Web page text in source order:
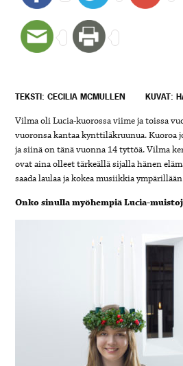
TEKSTI: CECILIA MCMULLEN KUVAT:
Vilma oli Lucia-kuorossa viime ja toissa
vuoronsa kantaa kynttiläkruunua. Kuoroa
ja siinä on tänä vuonna 14 tyttöä. Vilma
ovat aina olleet tärkeällä sijalla hänen
saada laulaa ja kokea musiikkia
Onko sinulla myöhempiä Lucia-